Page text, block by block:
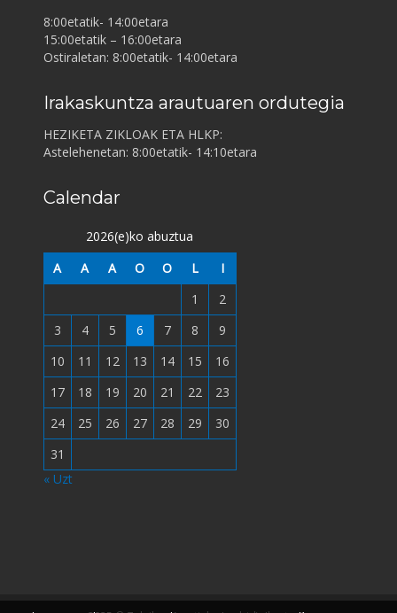
8:00etatik- 14:00etara
15:00etatik – 16:00etara
Ostiraletan: 8:00etatik- 14:00etara
Irakaskuntza arautuaren ordutegia
HEZIKETA ZIKLOAK ETA HLKP:
Astelehenetan: 8:00etatik- 14:10etara
Calendar
2026(e)ko abuztua
A
A A O O L
I
1
2
3
4 5 6 7 8
9
10
11 12 13 14 15
16
17
18 19 20 21 22
23
24
25 26 27 28 29
30
31
« Uzt